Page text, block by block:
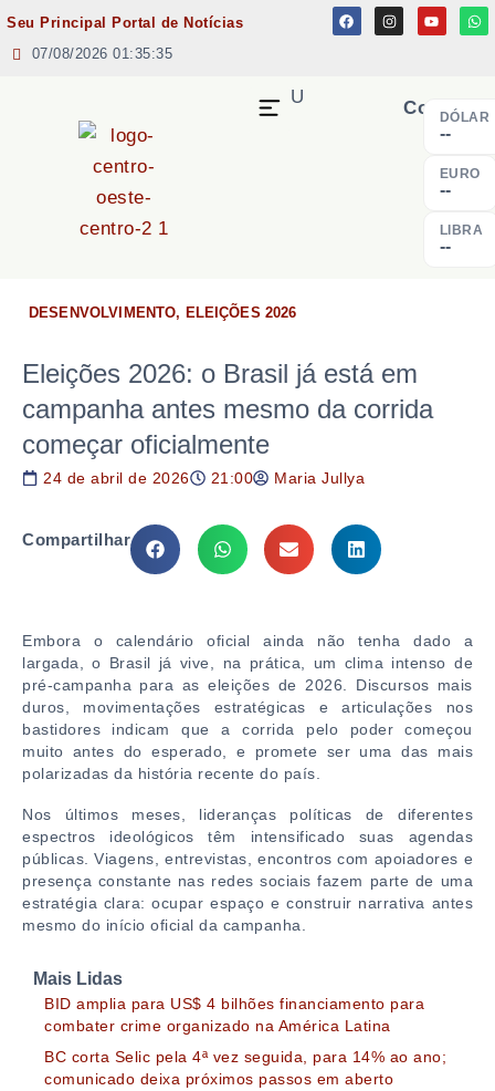
Seu Principal Portal de Notícias
07/08/2026 01:35:35
Cotação
DÓLAR
--
EURO
--
LIBRA
--
MENU
DESENVOLVIMENTO, ELEIÇÕES 2026
Eleições 2026: o Brasil já está em
campanha antes mesmo da corrida
começar oficialmente
24 de abril de 2026 21:00 Maria Jullya
Compartilhar
Embora o calendário oficial ainda não tenha dado a
largada, o Brasil já vive, na prática, um clima intenso de
pré-campanha para as eleições de 2026. Discursos mais
duros, movimentações estratégicas e articulações nos
bastidores indicam que a corrida pelo poder começou
muito antes do esperado, e promete ser uma das mais
polarizadas da história recente do país.
Nos últimos meses, lideranças políticas de diferentes
espectros ideológicos têm intensificado suas agendas
públicas. Viagens, entrevistas, encontros com apoiadores e
presença constante nas redes sociais fazem parte de uma
estratégia clara: ocupar espaço e construir narrativa antes
mesmo do início oficial da campanha.
Mais Lidas
BID amplia para US$ 4 bilhões financiamento para
combater crime organizado na América Latina
BC corta Selic pela 4ª vez seguida, para 14% ao ano;
comunicado deixa próximos passos em aberto